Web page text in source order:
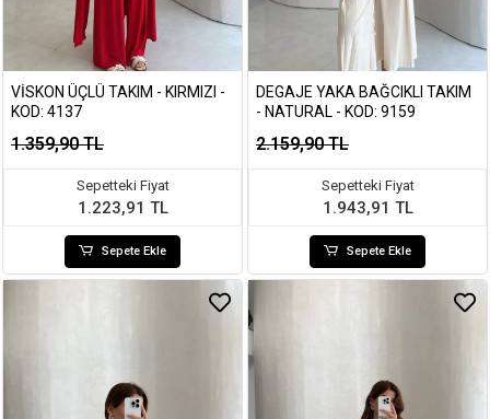
VISKON ÜÇLÜ TAKIM - KIRMIZI -
KOD: 4137
1.359,90 TL
Sepetteki Fiyat
1.223,91 TL
Sepete Ekle
DEGAJE YAKA BAĞCIKLI TAKIM
- NATURAL - KOD: 9159
2.159,90 TL
Sepetteki Fiyat
1.943,91 TL
Sepete Ekle